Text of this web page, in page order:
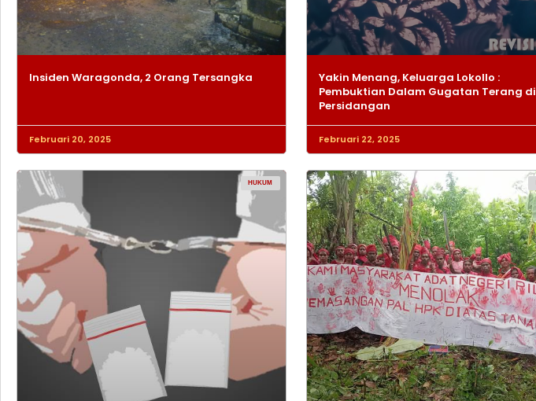
Insiden Waragonda, 2 Orang Tersangka
Februari 20, 2025
Yakin Menang, Keluarga Lokollo :
Pembuktian Dalam Gugatan Terang di
Persidangan
Februari 22, 2025
HUKUM